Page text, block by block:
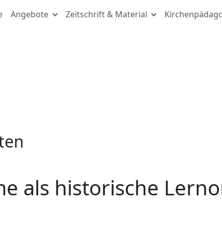
Angebote Zeitschrift & Material
als historische